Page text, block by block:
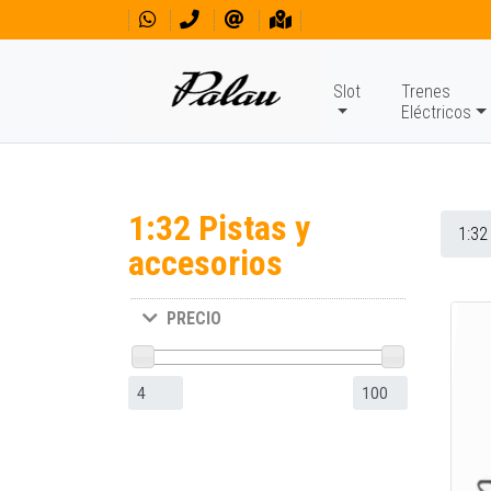
Slot
Trenes
Eléctricos
1:32 Pistas y
accesorios
PRECIO